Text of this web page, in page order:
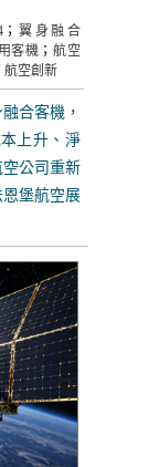
； 翼身融合
客機 ； 航空
航空創新
合客機，
上升、淨
公司重新
堡航空展